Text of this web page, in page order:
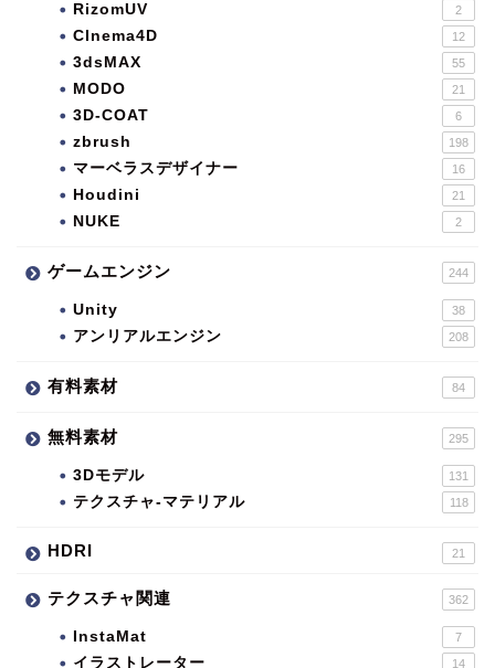
RizomUV 2
CInema4D 12
3dsMAX 55
MODO 21
3D-COAT 6
zbrush 198
マーベラスデザイナー 16
Houdini 21
NUKE 2
ゲームエンジン 244
Unity 38
アンリアルエンジン 208
有料素材 84
無料素材 295
3Dモデル 131
テクスチャ-マテリアル 118
HDRI 21
テクスチャ関連 362
InstaMat 7
イラストレーター 14